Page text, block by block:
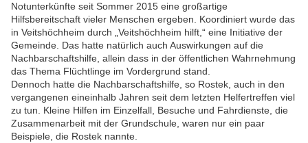
Notunterkünfte seit Sommer 2015 eine großartige
Hilfsbereitschaft vieler Menschen ergeben. Koordiniert wurde das
in Veitshöchheim durch „Veitshöchheim hilft,“ eine Initiative der
Gemeinde. Das hatte natürlich auch Auswirkungen auf die
Nachbarschaftshilfe, allein dass in der öffentlichen Wahrnehmung
das Thema Flüchtlinge im Vordergrund stand.
Dennoch hatte die Nachbarschaftshilfe, so Rostek, auch in den
vergangenen eineinhalb Jahren seit dem letzten Helfertreffen viel
zu tun. Kleine Hilfen im Einzelfall, Besuche und Fahrdienste, die
Zusammenarbeit mit der Grundschule, waren nur ein paar
Beispiele, die Rostek nannte.